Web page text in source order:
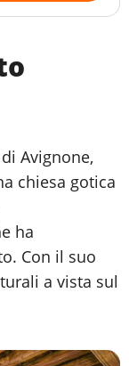
Avignone,
chiesa gotica
ha
Con il suo
a vista sul